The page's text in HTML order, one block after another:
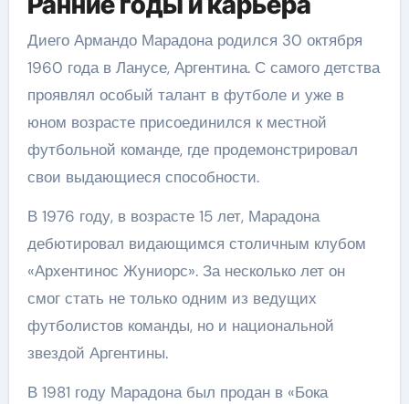
Диего Армандо Марадона родился 30 октября
1960 года в Ланусе, Аргентина. С самого детства
проявлял особый талант в футболе и уже в
юном возрасте присоединился к местной
футбольной команде, где продемонстрировал
свои выдающиеся способности.
В 1976 году, в возрасте 15 лет, Марадона
дебютировал видающимся столичным клубом
«Архентинос Жуниорс». За несколько лет он
смог стать не только одним из ведущих
футболистов команды, но и национальной
звездой Аргентины.
В 1981 году Марадона был продан в «Бока